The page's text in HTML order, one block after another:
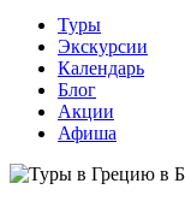
Туры
Экскурсии
Календарь
Блог
Акции
Афиша